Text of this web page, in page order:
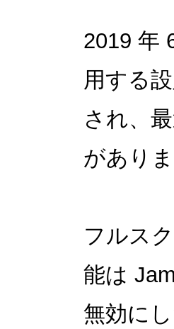
2019 年
用する
され、
があり
フルス
能は
無効に